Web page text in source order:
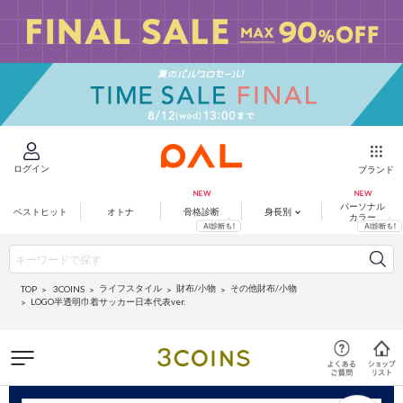
ログイン ブランド
ベストヒット オトナ 骨格診断 身長別
パーソナル
カラー
TOP 3COINS ライフスタイル 財布/小物
その他財布/小物
LOGO半透明巾着サッカー日本代表ver.